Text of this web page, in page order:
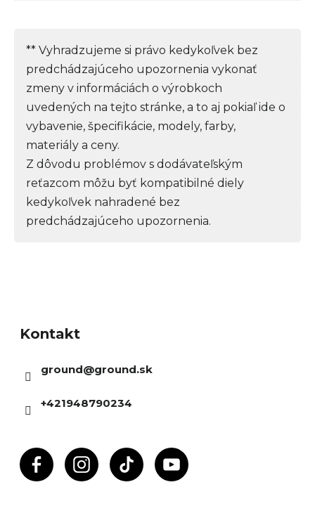
** Vyhradzujeme si právo kedykoľvek bez
predchádzajúceho upozornenia vykonať
zmeny v informáciách o výrobkoch
uvedených na tejto stránke, a to aj pokiaľ ide o
vybavenie, špecifikácie, modely, farby,
materiály a ceny.
Z dôvodu problémov s dodávateľským
reťazcom môžu byť kompatibilné diely
kedykoľvek nahradené bez
predchádzajúceho upozornenia.
Kontakt
ground@ground.sk
+421948790234